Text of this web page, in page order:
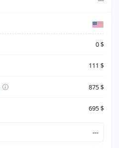
4
--
Automatic
Front Wheel Drive
Czarny
0 $
111 $
875 $
695 $
---